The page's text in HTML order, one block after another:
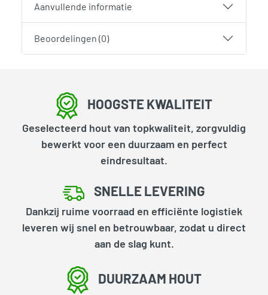
Aanvullende informatie
Beoordelingen (0)
HOOGSTE KWALITEIT
Geselecteerd hout van topkwaliteit, zorgvuldig
bewerkt voor een duurzaam en perfect
eindresultaat.
SNELLE LEVERING
Dankzij ruime voorraad en efficiënte logistiek
leveren wij snel en betrouwbaar, zodat u direct
aan de slag kunt.
DUURZAAM HOUT